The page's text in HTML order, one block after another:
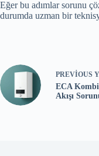
Eğer bu adımlar sorunu
durumda uzman bir
PREVIOUS
ECA
Akışı